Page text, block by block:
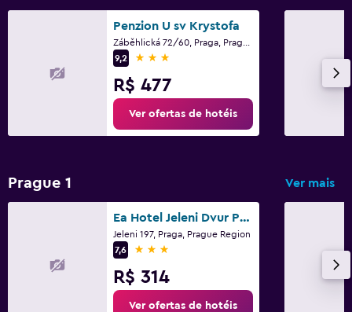
Penzion U sv Krystofa
9,2
3 estrelas
R$ 477
Ver ofertas de hotéis
Prague 1 Ver mais
Ea Hotel Jeleni Dvur Prague Castle
Jeleni 197, Praga, Prague Region
7,6
3 estrelas
R$ 314
Ver ofertas de hotéis